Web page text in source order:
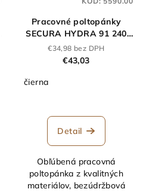
Pracovné poltopánky
SECURA HYDRA 91 240
O2 čierna
€34,98 bez DPH
€43,03
čierna
Detail
Obľúbená pracovná
poltopánka z kvalitných
materiálov, bezúdržbová